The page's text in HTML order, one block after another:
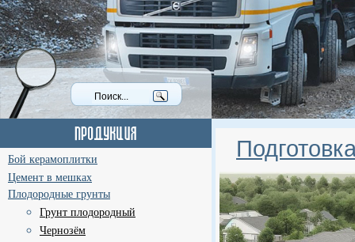
Бой керамоплитки
Цемент в мешках
Плодородные грунты
Грунт плодородный
Чернозём